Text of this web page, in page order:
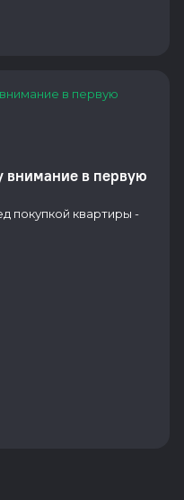
внимание в первую
покупкой квартиры -